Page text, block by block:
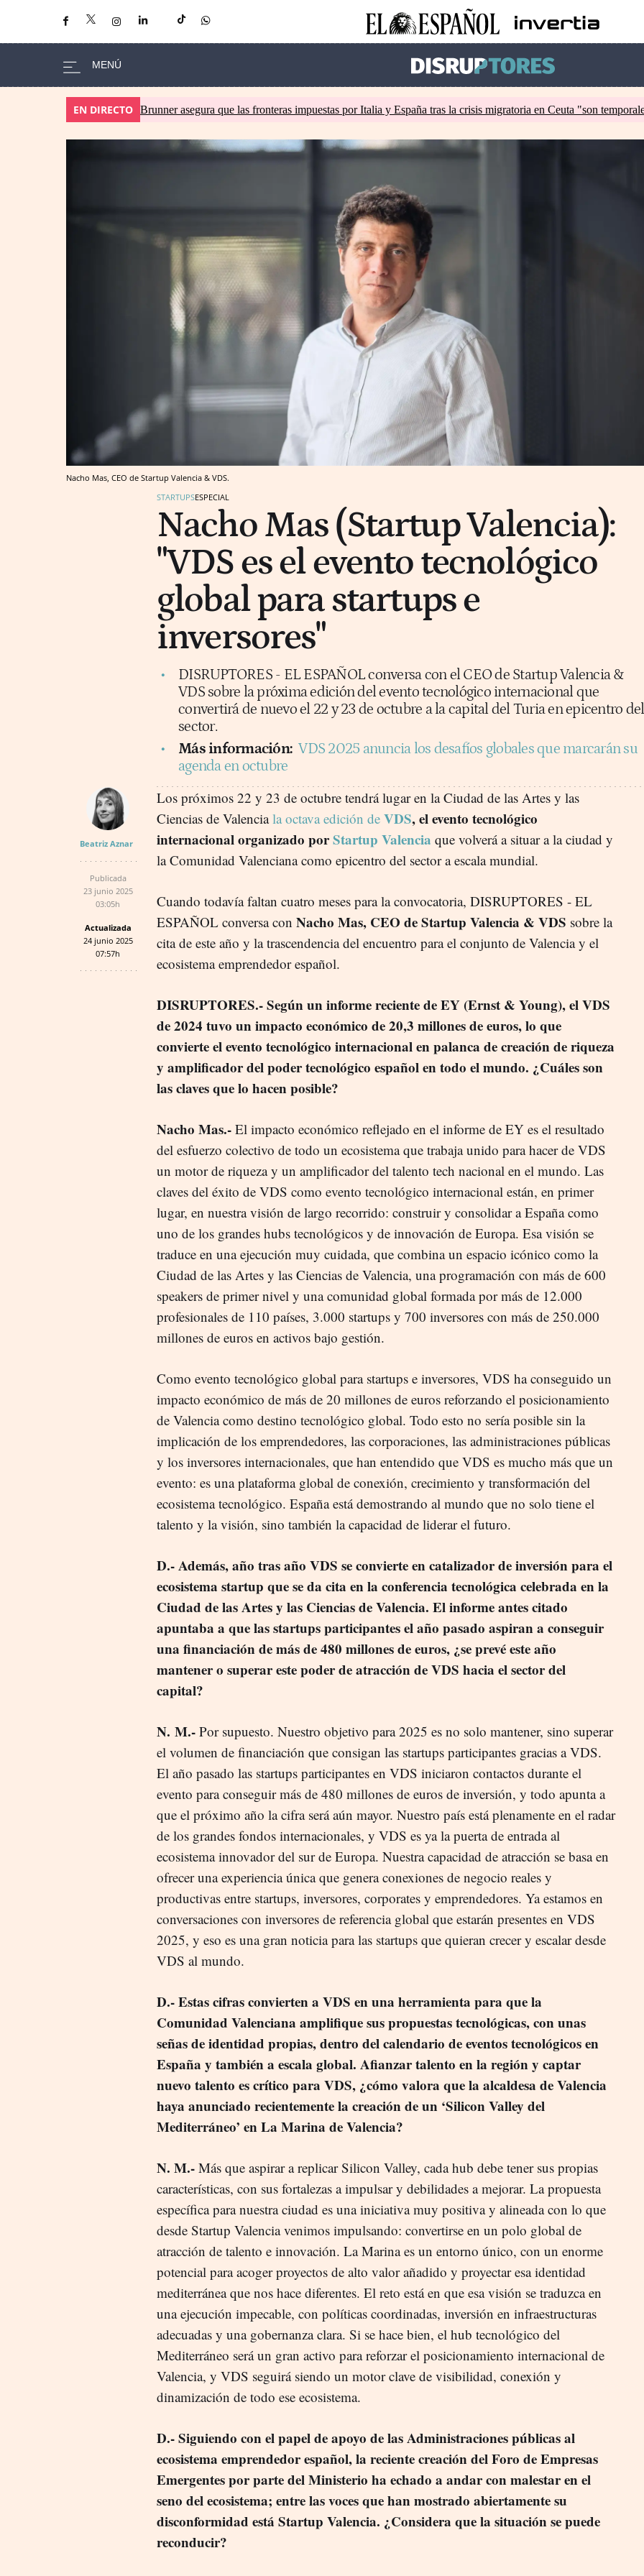
EN DIRECTO Brunner asegura que las fronteras impuestas por Italia y España tras la crisis migratoria en Ceuta "son
Nacho Mas, CEO de Startup Valencia & VDS.
STARTUPSESPECIAL
Nacho Mas (Startup Valencia):
"VDS es el evento tecnológico
global para startups e
inversores"
DISRUPTORES - EL ESPAÑOL conversa con el CEO de Startup Valencia &
VDS sobre la próxima edición del evento tecnológico internacional que
convertirá de nuevo el 22 y 23 de octubre a la capital del Turia en epicentro del
sector.
Más información: VDS 2025 anuncia los desafíos globales que marcarán su
agenda en octubre
Beatriz Aznar
Publicada
23 junio 2025
03:05h
Actualizada
24 junio 2025
07:57h
Los próximos 22 y 23 de octubre tendrá lugar en la Ciudad de las Artes y las
Ciencias de Valenciala octava edición de VDS, el evento tecnológico
internacional organizado porStartup Valencia que volverá a situar a la ciudad y
la Comunidad Valenciana como epicentro del sector a escala mundial.
Cuando todavía faltan cuatro meses para la convocatoria, DISRUPTORES - EL
ESPAÑOL conversa con Nacho Mas, CEO de Startup Valencia & VDS sobre la
cita de este año y la trascendencia del encuentro para el conjunto de Valencia y el
ecosistema emprendedor español.
DISRUPTORES.- Según un informe reciente de EY (Ernst & Young), el VDS
de 2024 tuvo un impacto económico de 20,3 millones de euros, lo que
convierte el evento tecnológico internacional en palanca de creación de riqueza
y amplificador del poder tecnológico español en todo el mundo. ¿Cuáles son
las claves que lo hacen posible?
Nacho Mas.- El impacto económico reflejado en el informe de EY es el resultado
del esfuerzo colectivo de todo un ecosistema que trabaja unido para hacer de VDS
un motor de riqueza y un amplificador del talento tech nacional en el mundo. Las
claves del éxito de VDS como evento tecnológico internacional están, en primer
lugar, en nuestra visión de largo recorrido: construir y consolidar a España como
uno de los grandes hubs tecnológicos y de innovación de Europa. Esa visión se
traduce en una ejecución muy cuidada, que combina un espacio icónico como la
Ciudad de las Artes y las Ciencias de Valencia, una programación con más de 600
speakers de primer nivel y una comunidad global formada por más de 12.000
profesionales de 110 países, 3.000 startups y 700 inversores con más de 250.000
millones de euros en activos bajo gestión.
Como evento tecnológico global para startups e inversores, VDS ha conseguido un
impacto económico de más de 20 millones de euros reforzando el posicionamiento
de Valencia como destino tecnológico global. Todo esto no sería posible sin la
implicación de los emprendedores, las corporaciones, las administraciones públicas
y los inversores internacionales, que han entendido que VDS es mucho más que un
evento: es una plataforma global de conexión, crecimiento y transformación del
ecosistema tecnológico. España está demostrando al mundo que no solo tiene el
talento y la visión, sino también la capacidad de liderar el futuro.
D.-Además, año tras año VDS se convierte en catalizador de inversión para el
ecosistema startup que se da cita en la conferencia tecnológica celebrada en la
Ciudad de las Artes y las Ciencias de Valencia. El informe antes citado
apuntaba a que las startups participantes el año pasado aspiran a conseguir
una financiación de más de 480 millones de euros, ¿se prevé este año
mantener o superar este poder de atracción de VDS hacia el sector del
capital?
N. M.- Por supuesto. Nuestro objetivo para 2025 es no solo mantener, sino superar
el volumen de financiación que consigan las startups participantes gracias a VDS.
El año pasado las startups participantes en VDS iniciaron contactos durante el
evento para conseguir más de 480 millones de euros de inversión, y todo apunta a
que el próximo año la cifra será aún mayor. Nuestro país está plenamente en el radar
de los grandes fondos internacionales, y VDS es ya la puerta de entrada al
ecosistema innovador del sur de Europa. Nuestra capacidad de atracción se basa en
ofrecer una experiencia única que genera conexiones de negocio reales y
productivas entre startups, inversores, corporates y emprendedores. Ya estamos en
conversaciones con inversores de referencia global que estarán presentes en VDS
2025, y eso es una gran noticia para las startups que quieran crecer y escalar desde
VDS al mundo.
D.- Estas cifras convierten a VDS en una herramienta para que la
Comunidad Valenciana amplifique sus propuestas tecnológicas, con unas
señas de identidad propias, dentro del calendario de eventos tecnológicos en
España y también a escala global. Afianzar talento en la región y captar
nuevo talento es crítico para VDS, ¿cómo valora que la alcaldesa de Valencia
haya anunciado recientemente la creación de un ‘Silicon Valley del
Mediterráneo’ en La Marina de Valencia?
N. M.- Más que aspirar a replicar Silicon Valley, cada hub debe tener sus propias
características, con sus fortalezas a impulsar y debilidades a mejorar. La propuesta
específica para nuestra ciudad es una iniciativa muy positiva y alineada con lo que
desde Startup Valencia venimos impulsando: convertirse en un polo global de
atracción de talento e innovación. La Marina es un entorno único, con un enorme
potencial para acoger proyectos de alto valor añadido y proyectar esa identidad
mediterránea que nos hace diferentes. El reto está en que esa visión se traduzca en
una ejecución impecable, con políticas coordinadas, inversión en infraestructuras
adecuadas y una gobernanza clara. Si se hace bien, el hub tecnológico del
Mediterráneo será un gran activo para reforzar el posicionamiento internacional de
Valencia, y VDS seguirá siendo un motor clave de visibilidad, conexión y
dinamización de todo ese ecosistema.
D.- Siguiendo con el papel de apoyo de las Administraciones públicas al
ecosistema emprendedor español, la reciente creación del Foro de Empresas
Emergentes por parte del Ministerio ha echado a andar con malestar en el
seno del ecosistema; entre las voces que han mostrado abiertamente su
disconformidad está Startup Valencia. ¿Considera que la situación se puede
reconducir?